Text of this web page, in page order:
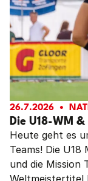
Die U18-WM
26.7.2026
Heute geht es
Teams! Die
und die Mission
Weltmeistertitel